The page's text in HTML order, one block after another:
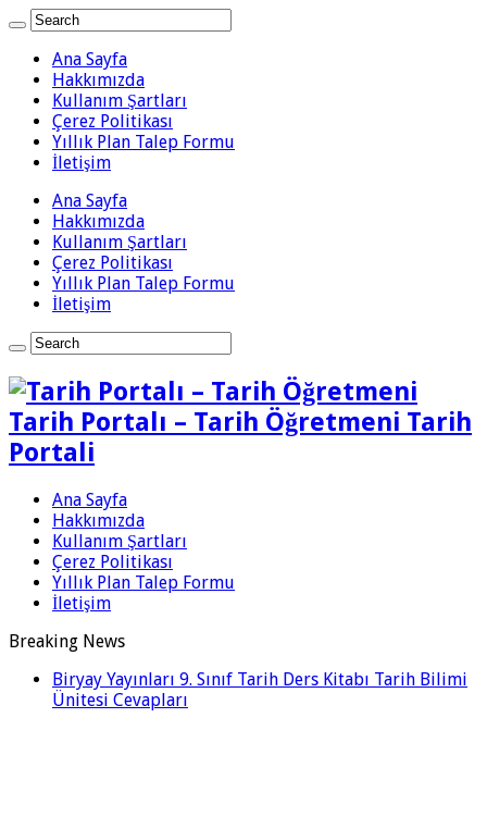
Ana Sayfa
Hakkımızda
Kullanım Şartları
Çerez Politikası
Yıllık Plan Talep Formu
İletişim
Ana Sayfa
Hakkımızda
Kullanım Şartları
Çerez Politikası
Yıllık Plan Talep Formu
İletişim
Tarih Portalı – Tarih Öğretmeni Tarih
Portali
Ana Sayfa
Hakkımızda
Kullanım Şartları
Çerez Politikası
Yıllık Plan Talep Formu
İletişim
Breaking News
Biryay Yayınları 9. Sınıf Tarih Ders Kitabı Tarih Bilimi
Ünitesi Cevapları